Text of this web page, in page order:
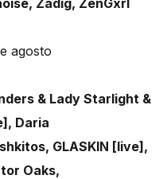
agosto
& Lady Starlight &
Daria
GLASKIN [live],
Oaks,